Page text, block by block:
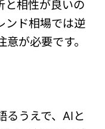
と相性が良いの
ンド相場では逆
が必要です。
るうえで、AIと